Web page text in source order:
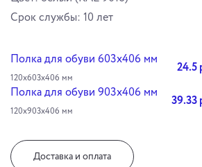
Cрок службы: 10 лет
Полка для обуви 603х406 мм
120х603х406 мм
24.5
Полка для обуви 903х406 мм
120х903х406 мм
39.33
Доставка и оплата